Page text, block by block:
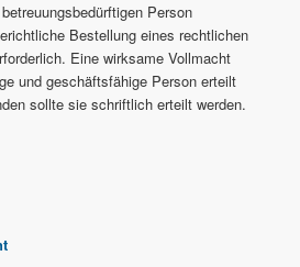
Person
Bestellung eines rechtlichen
Eine wirksame Vollmacht
und geschäftsfähige Person erteilt
sollte sie schriftlich erteilt werden.